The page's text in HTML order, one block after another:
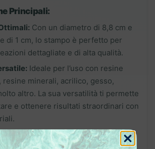
Principali:
Con un diametro di 8,8 cm e
di 1 cm, lo stampo è perfetto per
dettagliate e di alta qualità.
Ideale per l’uso con resine
resine minerali, acrilico, gesso,
altro. La sua versatilità ti permette
e ottenere risultati straordinari con
Durabilità: Realizzato in silicone di
lo stampo è resistente e flessibile,